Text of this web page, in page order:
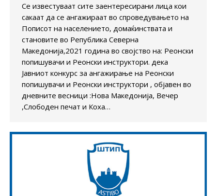
Се известуваат сите заентересирани лица кои
сакаат да се ангажираат во спроведувањето на
Пописот на населението, домаќинствата и
становите во Република Северна
Македонија,2021 година во својство на: Реонски
попишувачи и Реонски инструктори. дека
Јавниот конкурс за ангажирање на Реонски
попишувачи и Реонски инструктори , објавен во
дневните весници :Нова Македонија, Вечер
,Слободен печат и Коха…